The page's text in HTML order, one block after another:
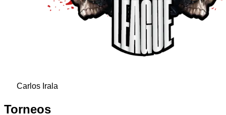
Carlos Irala
Torneos